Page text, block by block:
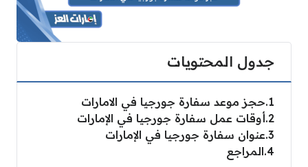
جدول المحتويات
1 حجز موعد سفارة جورجيا في الامارات
2 أوقات عمل سفارة جورجيا في الإمارات
3 عنوان سفارة جورجيا في الإمارات
4 المراجع